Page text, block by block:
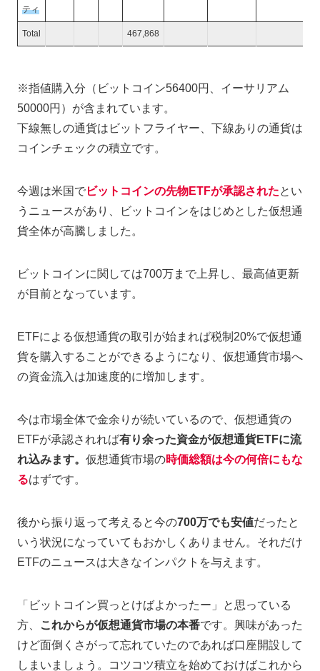
ティ
Total 467,868
※指値購入分（ビットコイン56400円、イーサリアム
50000円）が含まれています。
下線無しの通貨はビットフライヤー、下線ありの通貨は
コインチェックの積立です。
今週は米国でビットコインの先物ETFが承認されたとい
うニュースがあり、ビットコインをはじめとした仮想通
貨全体が高騰しました。
ビットコインに関しては700万まで上昇し、最高値更新
が目前となっています。
ETFによる仮想通貨の取引が始まれば税制20%で仮想通
貨を購入することができるようになり、仮想通貨市場へ
の資金流入は加速度的に増加します。
今は市場全体で金余りが続いているので、仮想通貨の
ETFが承認されれば有り余った資金が仮想通貨ETFに流
れ込みます。 仮想通貨市場の時価総額は今の何倍にもな
るはずです。
後から振り返って考えると今の700万でも安値だったと
いう状況になっていてもおかしくありません。それだけ
ETFのニュースは大きなインパクトを与えます。
「ビットコイン買っとけばよかったー」と思っている
方、
これからが仮想通貨市場の本番です。興味があった
けど面倒くさがって忘れていたのであれば口座開設して
しまいましょう。コツコツ積立を始めておけばこれから